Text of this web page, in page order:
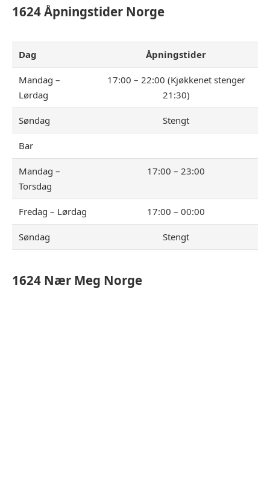
1624Åpningstider Norge
Dag Åpningstider
Mandag –
Lørdag
17:00 – 22:00 (Kjøkkenet stenger
21:30)
Søndag Stengt
Bar
Mandag –
Torsdag
17:00 – 23:00
Fredag – Lørdag 17:00 – 00:00
Søndag Stengt
1624 Nær Meg Norge